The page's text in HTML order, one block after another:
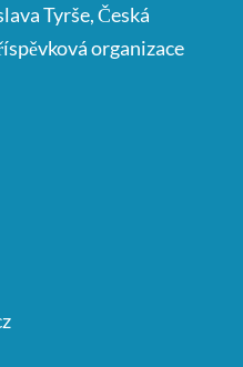
Tyrše, Česká
organizace